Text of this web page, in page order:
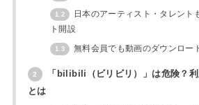
1.2
日本のアーティスト・タレント
ト開設
1.3 無料会員でも動画のダウンロー
2
「bilibili（ビリビリ）」は危険？
とは